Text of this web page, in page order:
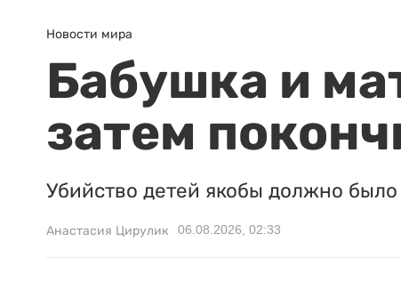
Новости мира
Бабушка и
затем
Убийство детей якобы должно было
Анастасия Цирулик 06.08.2026, 02:33